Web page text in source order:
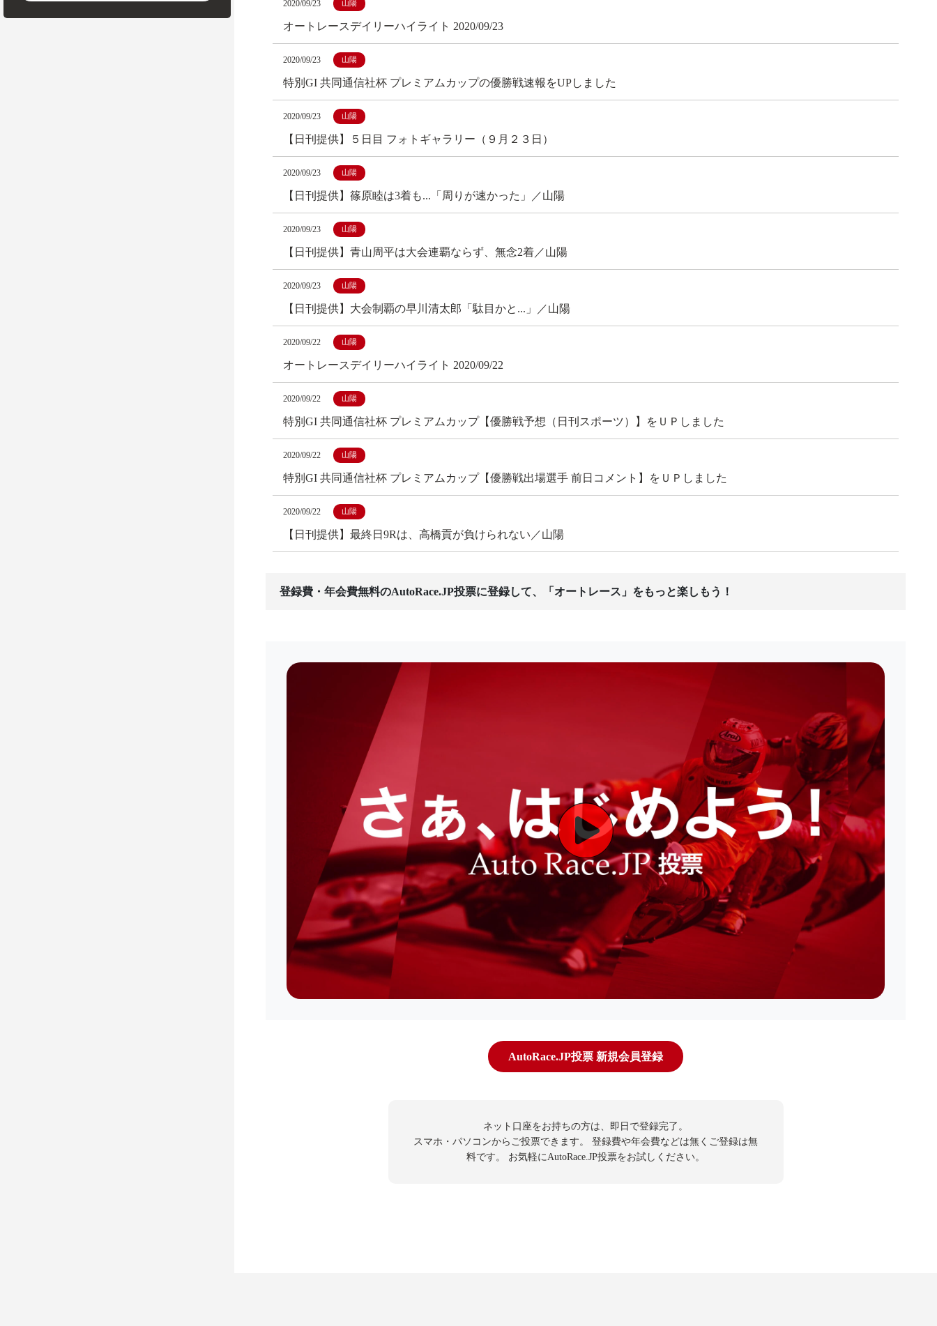
2020/09/23 山陽
オートレースデイリーハイライト 2020/09/23
2020/09/23 山陽
特別GI 共同通信社杯 プレミアムカップの優勝戦速報をUPしました
2020/09/23 山陽
【日刊提供】５日目 フォトギャラリー（９月２３日）
2020/09/23 山陽
【日刊提供】篠原睦は3着も...「周りが速かった」／山陽
2020/09/23 山陽
【日刊提供】青山周平は大会連覇ならず、無念2着／山陽
2020/09/23 山陽
【日刊提供】大会制覇の早川清太郎「駄目かと...」／山陽
2020/09/22 山陽
オートレースデイリーハイライト 2020/09/22
2020/09/22 山陽
特別GI 共同通信社杯 プレミアムカップ【優勝戦予想（日刊スポーツ）】をＵＰしました
2020/09/22 山陽
特別GI 共同通信社杯 プレミアムカップ【優勝戦出場選手 前日コメント】をＵＰしました
2020/09/22 山陽
【日刊提供】最終日9Rは、高橋貢が負けられない／山陽
登録費・年会費無料のAutoRace.JP投票に登録して、「オートレース」をもっと楽しもう！
AutoRace.JP投票 新規会員登録
ネット口座をお持ちの方は、即日で登録完了。
スマホ・パソコンからご投票できます。
登録費や年会費などは無くご登録は無
料です。
お気軽にAutoRace.JP投票をお試しください。